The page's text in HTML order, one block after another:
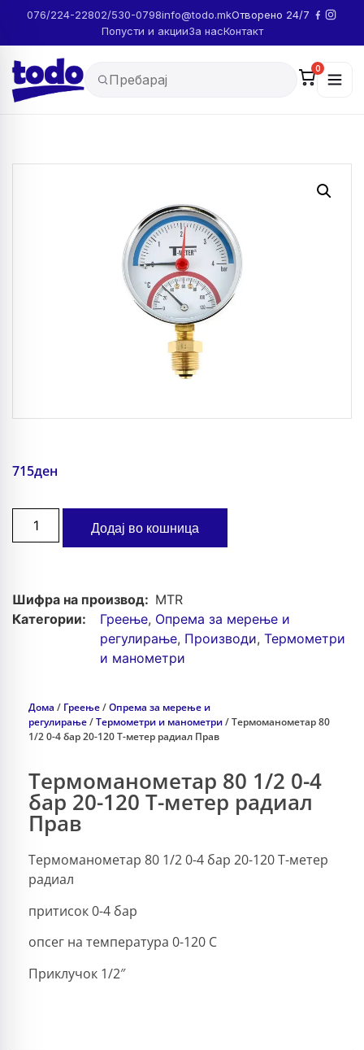
076/224-22802/530-0798info@todo.mkОтворено 24/7
Попусти и акцииЗа насКонтакт
0
715ден
Додај во кошница
Шифра на производ: MTR
Категории:
Греење, Опрема за мерење и
регулирање, Производи, Термометри
и манометри
Дома / Греење/Опрема за мерење и
регулирање/Термометри и манометри/ Термоманометар 80
1/2 0-4 бар 20-120 Т-метер радиал Прав
Термоманометар 80 1/2 0-4
бар 20-120 Т-метер радиал
Прав
Термоманометар 80 1/2 0-4 бар 20-120 Т-метер
радиал
притисок 0-4 бар
опсег на температура 0-120 C
Приклучок 1/2″